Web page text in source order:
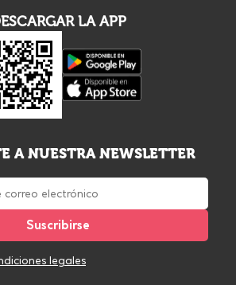
LA APP
A NUESTRA NEWSLETTER
legales